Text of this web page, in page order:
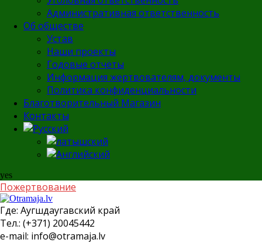
Административная ответственность
Об обществе
Устав
Наши проекты
Годовые отчёты
Информация жертвователям, документы
Политика конфиденциальности
Благотворительный Магазин
Контакты
yes
Пожертвование
Где: Аугшдаугавский край
Тел.: (+371) 20045442
e-mail: info@otramaja.lv